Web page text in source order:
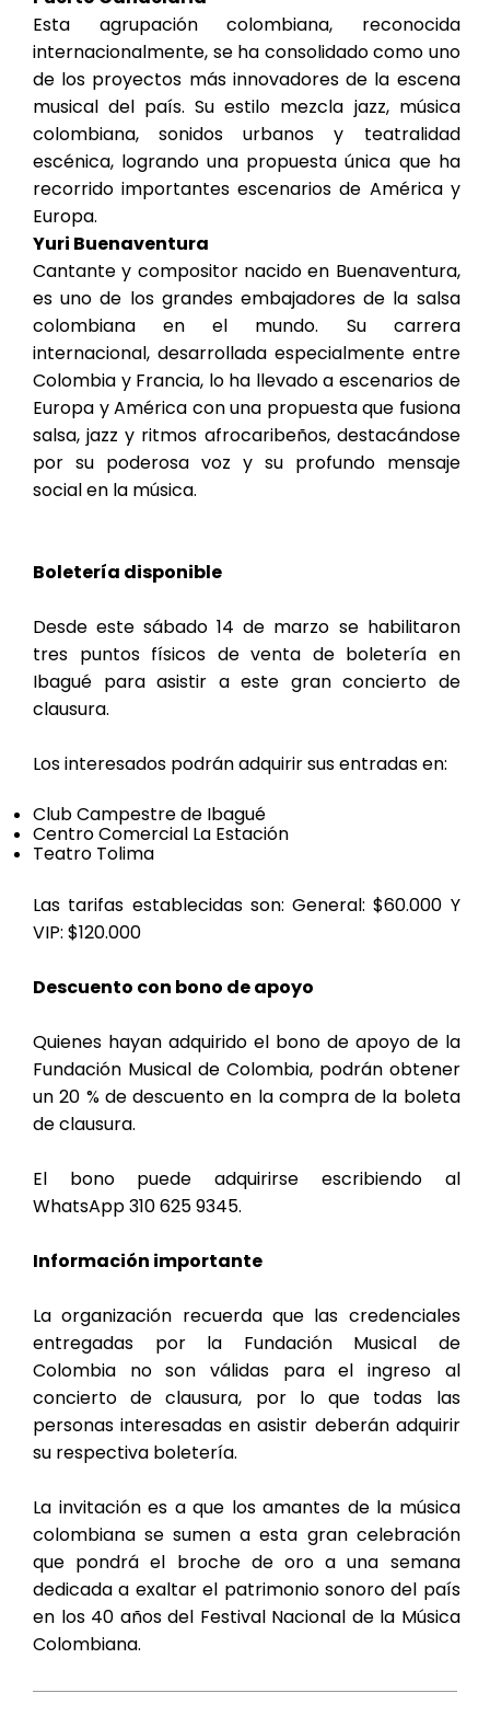
Esta agrupación colombiana, reconocida
internacionalmente, se ha consolidado como uno
de los proyectos más innovadores de la escena
musical del país. Su estilo mezcla jazz, música
colombiana, sonidos urbanos y teatralidad
escénica, logrando una propuesta única que ha
recorrido importantes escenarios de América y
Europa.
Yuri Buenaventura
Cantante y compositor nacido en Buenaventura,
es uno de los grandes embajadores de la salsa
colombiana en el mundo. Su carrera
internacional, desarrollada especialmente entre
Colombia y Francia, lo ha llevado a escenarios de
Europa y América con una propuesta que fusiona
salsa, jazz y ritmos afrocaribeños, destacándose
por su poderosa voz y su profundo mensaje
social en la música.
Boletería disponible
Desde este sábado 14 de marzo se habilitaron
tres puntos físicos de venta de boletería en
Ibagué para asistir a este gran concierto de
clausura.
Los interesados podrán adquirir sus entradas en:
Club Campestre de Ibagué
Centro Comercial La Estación
Teatro Tolima
Las tarifas establecidas son: General: $60.000 Y
VIP: $120.000
Descuento con bono de apoyo
Quienes hayan adquirido el bono de apoyo de la
Fundación Musical de Colombia, podrán obtener
un 20 % de descuento en la compra de la boleta
de clausura.
El bono puede adquirirse escribiendo al
WhatsApp 310 625 9345.
Información importante
La organización recuerda que las credenciales
entregadas por la Fundación Musical de
Colombia no son válidas para el ingreso al
concierto de clausura, por lo que todas las
personas interesadas en asistir deberán adquirir
su respectiva boletería.
La invitación es a que los amantes de la música
colombiana se sumen a esta gran celebración
que pondrá el broche de oro a una semana
dedicada a exaltar el patrimonio sonoro del país
en los 40 años del Festival Nacional de la Música
Colombiana.